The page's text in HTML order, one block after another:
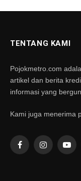
TENTANG KAMI
Pojokmetro.com
artikel dan berita
informasi yang
Kami juga menerima
FacebookInstagram